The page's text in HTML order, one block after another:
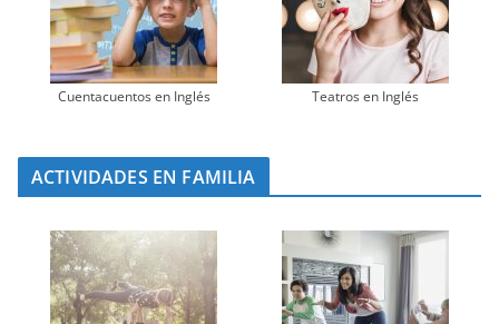
Cuentacuentos en Inglés Teatros en Inglés
ACTIVIDADES EN FAMILIA